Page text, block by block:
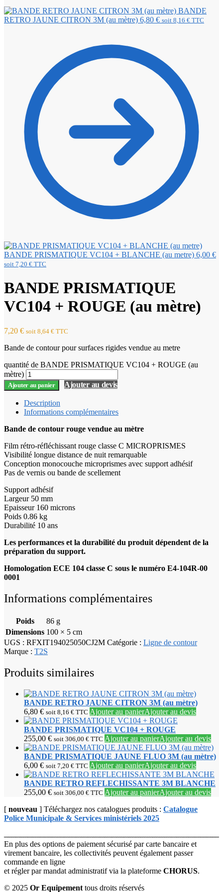
BANDE
RETRO JAUNE CITRON 3M (au mètre) 6,80 € soit 8,16 € TTC
BANDE PRISMATIQUE VC104 + BLANCHE (au metre) 6,00 €
soit 7,20 € TTC
BANDE PRISMATIQUE
VC104 + ROUGE (au mètre)
7,20 € soit 8,64 € TTC
Bande de contour pour surfaces rigides vendue au metre
quantité de BANDE PRISMATIQUE VC104 + ROUGE (au
mètre)
Ajouter au panier Ajouter au devis
Description
Informations complémentaires
Bande de contour rouge vendue au mètre
Film rétro-réfléchissant rouge classe C MICROPRISMES
Visibilité longue distance de nuit remarquable
Conception monocouche microprismes avec support adhésif
Pas de vernis ou bande de scellement
Support adhésif
Largeur 50 mm
Epaisseur 160 microns
Poids 0.86 kg
Durabilité 10 ans
Les performances et la durabilité du produit dépendent de la
préparation du support.
Homologation ECE 104 classe C sous le numéro E4-104R-00
0001
Informations complémentaires
Poids
86 g
Dimensions 100 × 5 cm
UGS : RFXIT194025050CJ2M Catégorie : Ligne de contour
Marque : T2S
Produits similaires
BANDE RETRO JAUNE CITRON 3M (au mètre)
6,80 € soit 8,16 € TTC Ajouter au panierAjouter au devis
BANDE PRISMATIQUE VC104 + ROUGE
255,00 € soit 306,00 € TTC Ajouter au panierAjouter au devis
BANDE PRISMATIQUE JAUNE FLUO 3M (au mètre)
6,00 € soit 7,20 € TTC Ajouter au panierAjouter au devis
BANDE RETRO REFLECHISSANTE 3M BLANCHE
255,00 € soit 306,00 € TTC Ajouter au panierAjouter au devis
[ nouveau ] Téléchargez nos catalogues produits : Catalogue
Police Municipale & Services ministériels 2025
En plus des options de paiement sécurisé par carte bancaire et
virement bancaire, les collectivités peuvent également passer
commande en ligne
et régler par mandat administratif via la plateforme CHORUS.
© 2025 Or Equipement tous droits réservés